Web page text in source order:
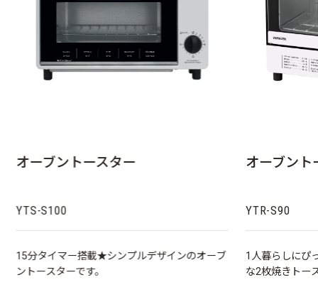
オーブントースター
YTS-S100
15分タイマー搭載★シンプルデザインのオーブ
ントースターです。
オーブント
YTR-S90
1人暮らしにぴ
な2枚焼きトー